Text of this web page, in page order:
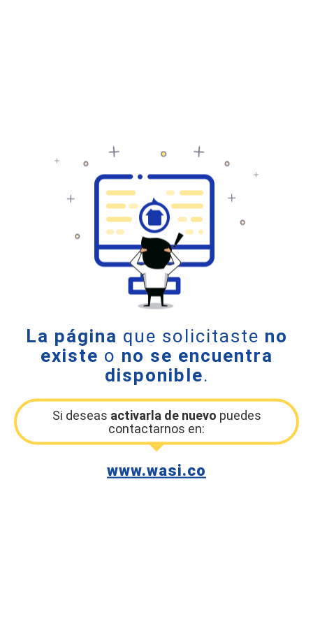
La página que solicitaste no
existe o no se encuentra
disponible.
Si deseas activarla de nuevo puedes
contactarnos en:
www.wasi.co